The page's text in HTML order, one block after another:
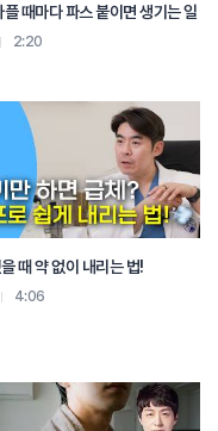
.
플 때마다 파스 붙이면 생기는 일
2:20
때 약 없이 내리는 법!
4:06